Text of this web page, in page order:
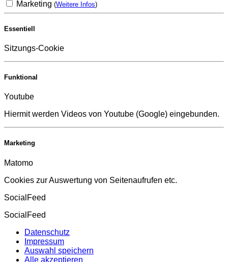
Marketing (Weitere Infos)
Essentiell
Sitzungs-Cookie
Funktional
Youtube
Hiermit werden Videos von Youtube (Google) eingebunden.
Marketing
Matomo
Cookies zur Auswertung von Seitenaufrufen etc.
SocialFeed
SocialFeed
Datenschutz
Impressum
Auswahl speichern
Alle akzeptieren